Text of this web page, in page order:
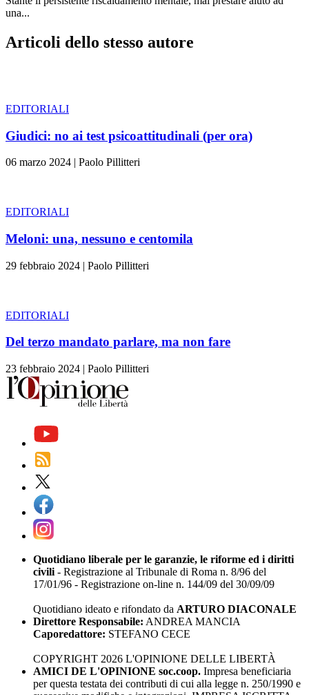
una...
Articoli dello stesso autore
EDITORIALI
Giudici: no ai test psicoattitudinali (per ora)
06 marzo 2024 | Paolo Pillitteri
EDITORIALI
Meloni: una, nessuno e centomila
29 febbraio 2024 | Paolo Pillitteri
EDITORIALI
Del terzo mandato parlare, ma non fare
23 febbraio 2024 | Paolo Pillitteri
Quotidiano liberale per le garanzie, le riforme ed i diritti
civili - Registrazione al Tribunale di Roma n. 8/96 del
17/01/96 - Registrazione on-line n. 144/09 del 30/09/09
Quotidiano ideato e rifondato da ARTURO DIACONALE
Direttore Responsabile: ANDREA MANCIA
Caporedattore: STEFANO CECE
COPYRIGHT 2026 L'OPINIONE DELLE LIBERTÀ
AMICI DE L'OPINIONE soc.coop. Impresa beneficiaria
per questa testata dei contributi di cui alla legge n. 250/1990 e